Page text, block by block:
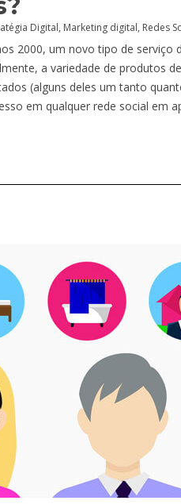
Digital, Marketing digital, Redes
2000, um novo tipo de serviço
a variedade de produtos
(alguns deles um tanto
em qualquer rede social em